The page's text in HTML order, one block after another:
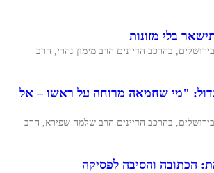
בלי מזונות
בהרכב הדיינים הרב מימון נהרי, הרב
"מי שחמאה מרוחה על ראשו – אל
בירושלים, בהרכב הדיינים הרב שלמה שפירא, הרב
הכתובה והסיבה לפסיקה